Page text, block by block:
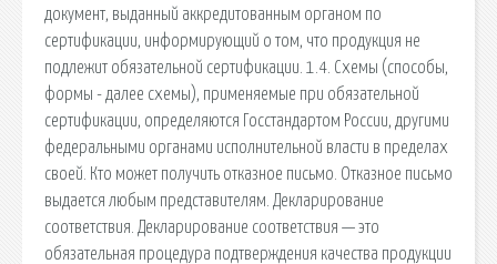
документ, выданный аккредитованным органом по
сертификации, информирующий о том, что продукция не
подлежит обязательной сертификации. 1.4. Схемы (способы,
формы - далее схемы), применяемые при обязательной
сертификации, определяются Госстандартом России, другими
федеральными органами исполнительной власти в пределах
своей. Кто может получить отказное письмо. Отказное письмо
выдается любым представителям. Декларирование
соответствия. Декларирование соответствия — это
обязательная процедура подтверждения качества продукции